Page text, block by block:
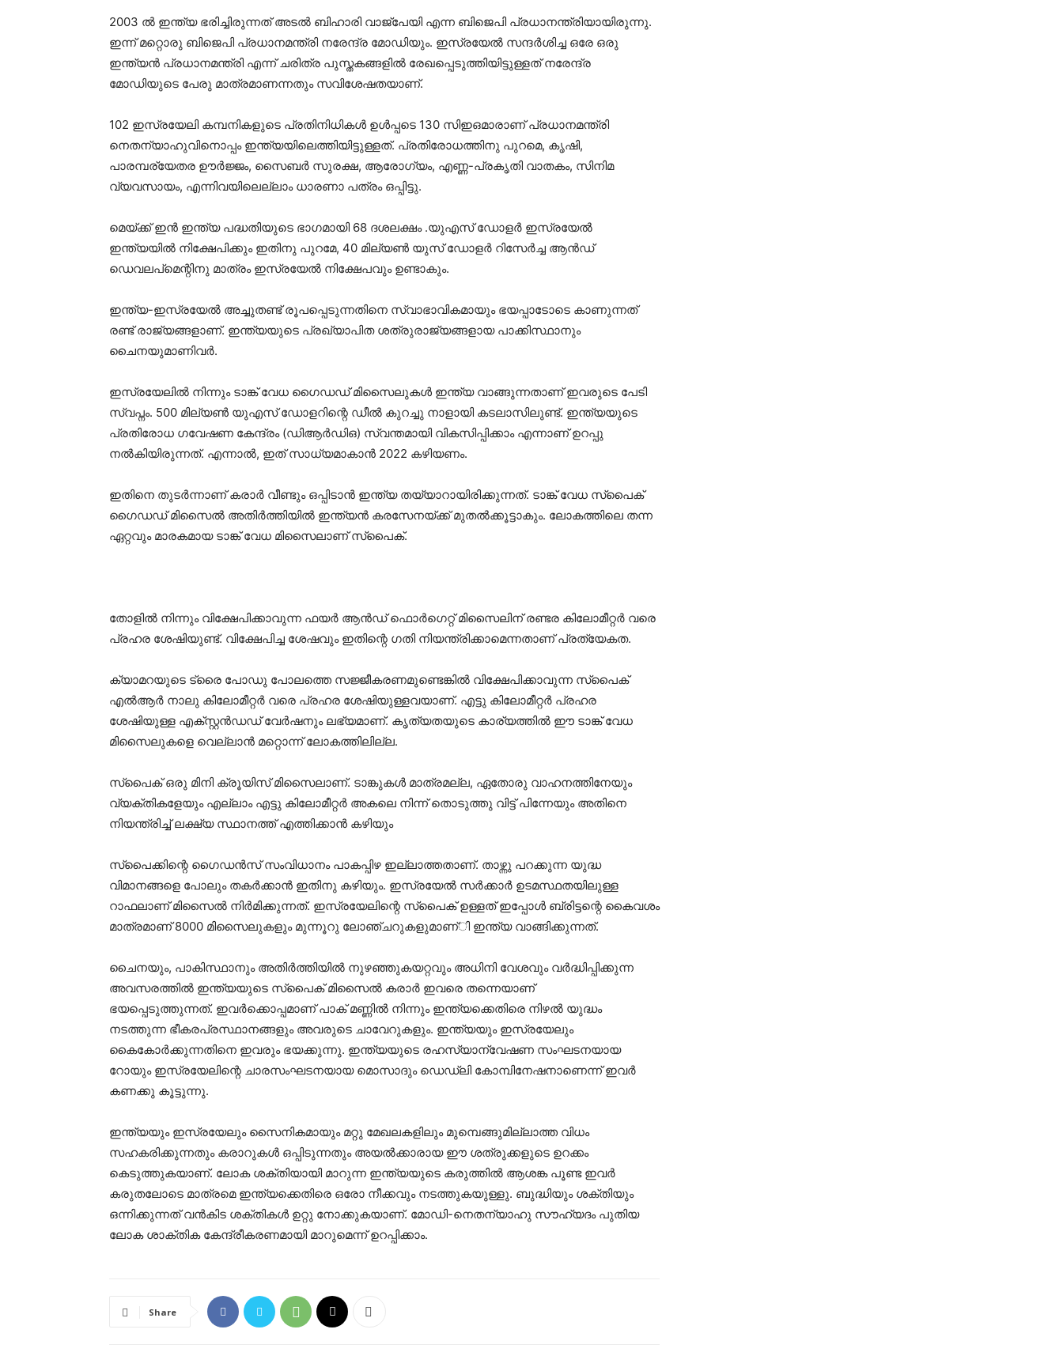
2003 ല്‍ ഇന്ത്യ ഭരിച്ചിരുന്നത് അടല്‍ ബിഹാരി വാജ്‌പേയി എന്ന ബിജെപി പ്രധാനന്ത്രിയായിരുന്നു.
ഇന്ന് മറ്റൊരു ബിജെപി പ്രധാനമന്ത്രി നരേന്ദ്ര മോഡിയും. ഇസ്രയേല്‍ സന്ദര്‍ശിച്ച ഒരേ ഒരു
ഇന്ത്യന്‍ പ്രധാനമന്ത്രി എന്ന് ചരിത്ര പുസ്തകങ്ങളില്‍ രേഖപ്പെടുത്തിയിട്ടുള്ളത് നരേന്ദ്ര
മോഡിയുടെ പേരു മാത്രമാണന്നതും സവിശേഷതയാണ്.
102 ഇസ്രയേലി കമ്പനികളുടെ പ്രതിനിധികള്‍ ഉള്‍പ്പടെ 130 സിഇഒമാരാണ് പ്രധാനമന്ത്രി
നെതന്യാഹുവിനൊപ്പം ഇന്ത്യയിലെത്തിയിട്ടുള്ളത്. പ്രതിരോധത്തിനു പുറമെ, കൃഷി,
പാരമ്പര്യേതര ഊര്‍ജ്ജം, സൈബര്‍ സുരക്ഷ, ആരോഗ്യം, എണ്ണ-പ്രകൃതി വാതകം, സിനിമ
വ്യവസായം, എന്നിവയിലെല്ലാം ധാരണാ പത്രം ഒപ്പിട്ടു.
മെയ്ക്ക് ഇന്‍ ഇന്ത്യ പദ്ധതിയുടെ ഭാഗമായി 68 ദശലക്ഷം .യുഎസ് ഡോളര്‍ ഇസ്രയേല്‍
ഇന്ത്യയില്‍ നിക്ഷേപിക്കും ഇതിനു പുറമേ, 40 മില്യണ്‍ യുസ് ഡോളര്‍ റിസേര്‍ച്ച ആന്‍ഡ്
ഡെവലപ്‌മെന്റിനു മാത്രം ഇസ്രയേല്‍ നിക്ഷേപവും ഉണ്ടാകും.
ഇന്ത്യ-ഇസ്രയേല്‍ അച്ചുതണ്ട് രൂപപ്പെടുന്നതിനെ സ്വാഭാവികമായും ഭയപ്പാടോടെ കാണുന്നത്
രണ്ട് രാജ്യങ്ങളാണ്. ഇന്ത്യയുടെ പ്രഖ്യാപിത ശത്രുരാജ്യങ്ങളായ പാക്കിസ്ഥാനും
ചൈനയുമാണിവര്‍.
ഇസ്രയേലില്‍ നിന്നും ടാങ്ക് വേധ ഗൈഡഡ് മിസൈലുകള്‍ ഇന്ത്യ വാങ്ങുന്നതാണ് ഇവരുടെ പേടി
സ്വപ്നം. 500 മില്യണ്‍ യുഎസ് ഡോളറിന്റെ ഡീല്‍ കുറച്ചു നാളായി കടലാസിലുണ്ട്. ഇന്ത്യയുടെ
പ്രതിരോധ ഗവേഷണ കേന്ദ്രം (ഡിആര്‍ഡിഒ) സ്വന്തമായി വികസിപ്പിക്കാം എന്നാണ് ഉറപ്പു
നല്‍കിയിരുന്നത്. എന്നാല്‍, ഇത് സാധ്യമാകാന്‍ 2022 കഴിയണം.
ഇതിനെ തുടര്‍ന്നാണ് കരാര്‍ വീണ്ടും ഒപ്പിടാന്‍ ഇന്ത്യ തയ്യാറായിരിക്കുന്നത്. ടാങ്ക് വേധ സ്‌പൈക്
ഗൈഡഡ് മിസൈല്‍ അതിര്‍ത്തിയില്‍ ഇന്ത്യന്‍ കരസേനയ്ക്ക് മുതല്‍ക്കൂട്ടാകും. ലോകത്തിലെ തന്ന
ഏറ്റവും മാരകമായ ടാങ്ക് വേധ മിസൈലാണ് സ്‌പൈക്.
തോളില്‍ നിന്നും വിക്ഷേപിക്കാവുന്ന ഫയര്‍ ആന്‍ഡ് ഫൊര്‍ഗെറ്റ് മിസൈലിന് രണ്ടര കിലോമീറ്റര്‍ വരെ
പ്രഹര ശേഷിയുണ്ട്. വിക്ഷേപിച്ച ശേഷവും ഇതിന്റെ ഗതി നിയന്ത്രിക്കാമെന്നതാണ് പ്രത്യേകത.
ക്യാമറയുടെ ട്രൈ പോഡു പോലത്തെ സജ്ജീകരണമുണ്ടെങ്കില്‍ വിക്ഷേപിക്കാവുന്ന സ്‌പൈക്
എല്‍ആര്‍ നാലു കിലോമീറ്റര്‍ വരെ പ്രഹര ശേഷിയുള്ളവയാണ്. എട്ടു കിലോമീറ്റര്‍ പ്രഹര
ശേഷിയുള്ള എക്സ്റ്റന്‍ഡഡ് വേര്‍ഷനും ലഭ്യമാണ്. കൃത്യതയുടെ കാര്യത്തില്‍ ഈ ടാങ്ക് വേധ
മിസൈലുകളെ വെല്ലാന്‍ മറ്റൊന്ന് ലോകത്തിലില്ല.
സ്‌പൈക് ഒരു മിനി ക്രൂയിസ് മിസൈലാണ്. ടാങ്കുകള്‍ മാത്രമല്ല, ഏതോരു വാഹനത്തിനേയും
വ്യക്തികളേയും എല്ലാം എട്ടു കിലോമീറ്റര്‍ അകലെ നിന്ന് തൊടുത്തു വിട്ട് പിന്നേയും അതിനെ
നിയന്ത്രിച്ച് ലക്ഷ്യ സ്ഥാനത്ത് എത്തിക്കാന്‍ കഴിയും
സ്‌പൈക്കിന്റെ ഗൈഡന്‍സ് സംവിധാനം പാകപ്പിഴ ഇല്ലാത്തതാണ്. താഴ്ന്നു പറക്കുന്ന യുദ്ധ
വിമാനങ്ങളെ പോലും തകര്‍ക്കാന്‍ ഇതിനു കഴിയും. ഇസ്രയേല്‍ സര്‍ക്കാര്‍ ഉടമസ്ഥതയിലുള്ള
റാഫലാണ് മിസൈല്‍ നിര്‍മിക്കുന്നത്. ഇസ്രയേലിന്റെ സ്‌പൈക് ഉള്ളത് ഇപ്പോള്‍ ബ്രിട്ടന്റെ കൈവശം
മാത്രമാണ് 8000 മിസൈലുകളും മുന്നൂറു ലോഞ്ചറുകളുമാണ്ി ഇന്ത്യ വാങ്ങിക്കുന്നത്.
ചൈനയും, പാകിസ്ഥാനും അതിര്‍ത്തിയില്‍ നുഴഞ്ഞുകയറ്റവും അധിനി വേശവും വര്‍ദ്ധിപ്പിക്കുന്ന
അവസരത്തില്‍ ഇന്ത്യയുടെ സ്‌പൈക് മിസൈല്‍ കരാര്‍ ഇവരെ തന്നെയാണ്
ഭയപ്പെടുത്തുന്നത്. ഇവര്‍ക്കൊപ്പമാണ് പാക് മണ്ണില്‍ നിന്നും ഇന്ത്യക്കെതിരെ നിഴല്‍ യുദ്ധം
നടത്തുന്ന ഭീകരപ്രസ്ഥാനങ്ങളും അവരുടെ ചാവേറുകളും. ഇന്ത്യയും ഇസ്രയേലും
കൈകോര്‍ക്കുന്നതിനെ ഇവരും ഭയക്കുന്നു. ഇന്ത്യയുടെ രഹസ്യാന്വേഷണ സംഘടനയായ
റോയും ഇസ്രയേലിന്റെ ചാരസംഘടനയായ മൊസാദും ഡെഡ്‌ലി കോമ്പിനേഷനാണെന്ന് ഇവര്‍
കണക്കു കൂട്ടുന്നു.
ഇന്ത്യയും ഇസ്രയേലും സൈനികമായും മറ്റു മേഖലകളിലും മുമ്പെങ്ങുമില്ലാത്ത വിധം
സഹകരിക്കുന്നതും കരാറുകള്‍ ഒപ്പിടുന്നതും അയല്‍ക്കാരായ ഈ ശത്രുക്കളുടെ ഉറക്കം
കെടുത്തുകയാണ്. ലോക ശക്തിയായി മാറുന്ന ഇന്ത്യയുടെ കരുത്തില്‍ ആശങ്ക പൂണ്ട ഇവര്‍
കരുതലോടെ മാത്രമെ ഇന്ത്യക്കെതിരെ ഒരോ നീക്കവും നടത്തുകയുള്ളു. ബുദ്ധിയും ശക്തിയും
ഒന്നിക്കുന്നത് വന്‍കിട ശക്തികള്‍ ഉറ്റു നോക്കുകയാണ്. മോഡി-നെതന്യാഹു സൗഹ്യദം പുതിയ
ലോക ശാക്തിക കേന്ദ്രീകരണമായി മാറുമെന്ന് ഉറപ്പിക്കാം.
Share